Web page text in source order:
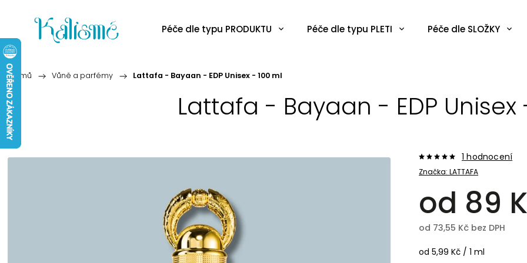
Péče dle typu PRODUKTU Péče dle typu PLETI Péče dle SLOŽKY
Domů / Vůně a parfémy / Lattafa - Bayaan - EDP Unisex - 100 ml
Lattafa - Bayaan - EDP Unisex
Značka:LATTAFA
1 hodnocení
od 89
od 73,55 Kč bez DPH
od 5,99 Kč / 1 ml